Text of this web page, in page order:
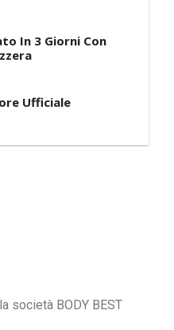
In 3 Giorni Con
Ufficiale
società BODY BEST